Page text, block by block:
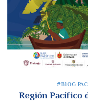
#BLOG
Región Pacífico